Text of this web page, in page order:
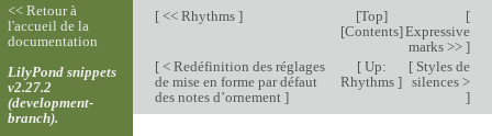
[<< Rhythms ] [Top]
[Contents]
[
Expressive
marks >> ]
[< Redéfinition des réglages
de mise en forme par défaut
des notes d’ornement ]
[Up:
Rhythms]
[Styles de
silences >
]
<< Retour à
l'accueil de la
documentation
LilyPond snippets
v2.27.2
(development-
branch).